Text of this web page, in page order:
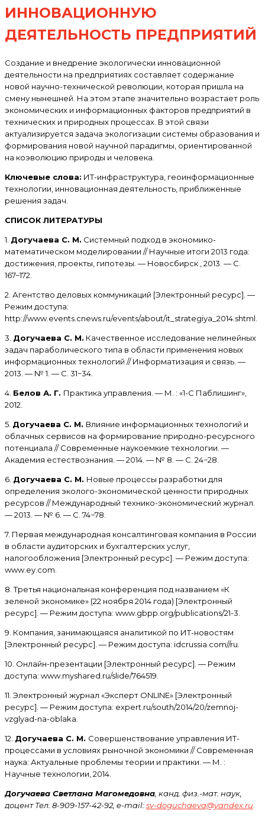
ИННОВАЦИОННУЮ
ДЕЯТЕЛЬНОСТЬ ПРЕДПРИЯТИЙ
Создание и внедрение экологически инновационной
деятельности на предприятиях составляет содержание
новой научно-технической революции, которая пришла на
смену нынешней. На этом этапе значительно возрастает роль
экономических и информационных факторов предприятий в
технических и природных процессах. В этой связи
актуализируется задача экологизации системы образования и
формирования новой научной парадигмы, ориентированной
на коэволюцию природы и человека.
Ключевые слова: ИТ-инфраструктура, геоинформационные
технологии, инновационная деятельность, приближенные
решения задач.
СПИСОК ЛИТЕРАТУРЫ
1. Догучаева С. М. Системный подход в экономико-
математическом моделировании // Научные итоги 2013 года:
достижения, проекты, гипотезы. — Новосбирск , 2013. — С.
167−172.
2. Агентство деловых коммуникаций [Электронный ресурс]. —
Режим доступа:
http://www.events.cnews.ru/events/about/it_strategiya_2014.shtml.
3. Догучаева С. М. Качественное исследование нелинейных
задач параболического типа в области применения новых
информационных технологий // Информатизация и связь. —
2013. — № 1. — С. 31−34.
4. Белов А. Г. Практика управления. — М. : «1-С Паблишинг»,
2012.
5. Догучаева С. М. Влияние информационных технологий и
облачных сервисов на формирование природно-ресурсного
потенциала // Современные наукоемкие технологии. —
Академия естествознания. — 2014. — № 8. — С. 24−28.
6. Догучаева С. М. Новые процессы разработки для
определения эколого-экономической ценности природных
ресурсов // Международный технико-экономический журнал.
— 2013. — № 6. — С. 74−78.
7. Первая международная консалтинговая компания в России
в области аудиторских и бухгалтерских услуг,
налогообложения [Электронный ресурс]. — Режим доступа:
www.ey.com.
8. Третья национальная конференция под названием «К
зеленой экономике» (22 ноября 2014 года) [Электронный
ресурс]. — Режим доступа: www.gbpp.org/publications/21-3.
9. Компания, занимающаяся аналитикой по ИТ-новостям
[Электронный ресурс]. — Режим доступа: idcrussia.com//ru.
10. Онлайн-презентации [Электронный ресурс]. — Режим
доступа: www.myshared.ru/slide/764519.
11. Электронный журнал «Эксперт ONLINE» [Электронный
ресурс]. — Режим доступа: expert.ru/south/2014/20/zemnoj-
vzglyad-na-oblaka.
12. Догучаева С. М. Совершенствование управления ИТ-
процессами в условиях рыночной экономики // Современная
наука: Актуальные проблемы теории и практики. — М. :
Научные технологии, 2014.
Догучаева Светлана Магомедовна, канд. физ.-мат. наук,
доцент Тел. 8-909-157-42-92, e-mail:sv-doguchaeva@yandex.ru